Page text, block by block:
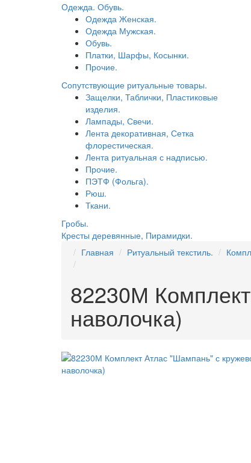
Одежда. Обувь.
Одежда Женская.
Одежда Мужская.
Обувь.
Платки, Шарфы, Косынки.
Прочие.
Сопутствующие ритуальные товары.
Защелки, Таблички, Пластиковые
изделия.
Лампады, Свечи.
Лента декоративная, Сетка
флорестическая.
Лента ритуальная с надписью.
Прочие.
ПЭТФ (Фольга).
Рюш.
Ткани.
Гробы.
Кресты деревянные, Пирамидки.
Главная Ритуальный текстиль.
82230М
наволочка)